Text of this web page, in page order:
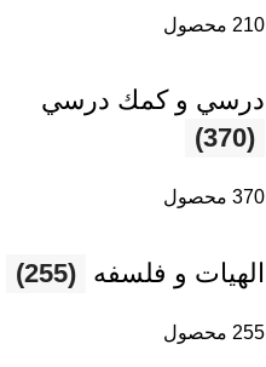
210 محصول
درسي و كمك درسي
(370)
370 محصول
الهیات و فلسفه (255)
255 محصول